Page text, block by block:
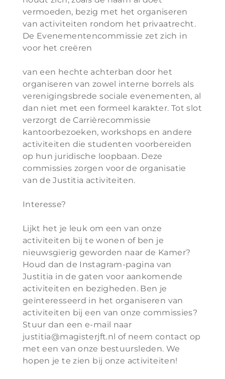
vermoeden, bezig met het organiseren
van activiteiten rondom het privaatrecht.
De Evenementencommissie zet zich in
voor het creëren
van een hechte achterban door het
organiseren van zowel interne borrels als
verenigingsbrede sociale evenementen, al
dan niet met een formeel karakter. Tot slot
verzorgt de Carrièrecommissie
kantoorbezoeken, workshops en andere
activiteiten die studenten voorbereiden
op hun juridische loopbaan. Deze
commissies zorgen voor de organisatie
van de Justitia activiteiten.
Interesse?
Lijkt het je leuk om een van onze
activiteiten bij te wonen of ben je
nieuwsgierig geworden naar de Kamer?
Houd dan de Instagram-pagina van
Justitia in de gaten voor aankomende
activiteiten en bezigheden. Ben je
geïnteresseerd in het organiseren van
activiteiten bij een van onze commissies?
Stuur dan een e-mail naar
justitia@magisterjft.nl of neem contact op
met een van onze bestuursleden. We
hopen je te zien bij onze activiteiten!